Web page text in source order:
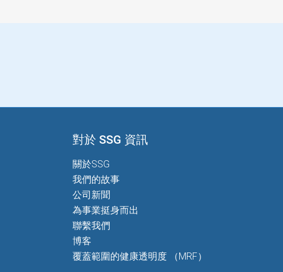
對於 SSG 資訊
關於SSG
我們的故事
公司新聞
為事業挺身而出
聯繫我們
博客
覆蓋範圍的健康透明度 （MRF）